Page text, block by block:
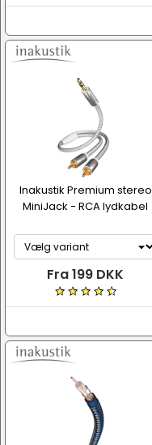
Inakustik Premium stereo
MiniJack - RCA lydkabel
Fra 199 DKK